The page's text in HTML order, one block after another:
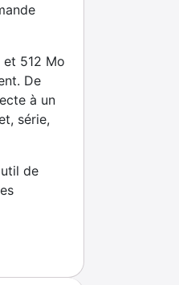
512 Mo
De
à un
série,
de